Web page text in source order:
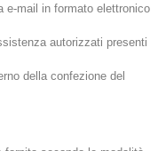
e-mail in formato elettronico
autorizzati presenti
della confezione del